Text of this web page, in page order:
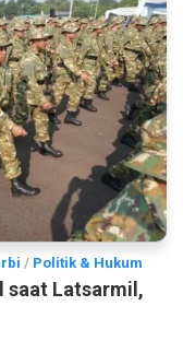
/ Politik & Hukum
saat Latsarmil,